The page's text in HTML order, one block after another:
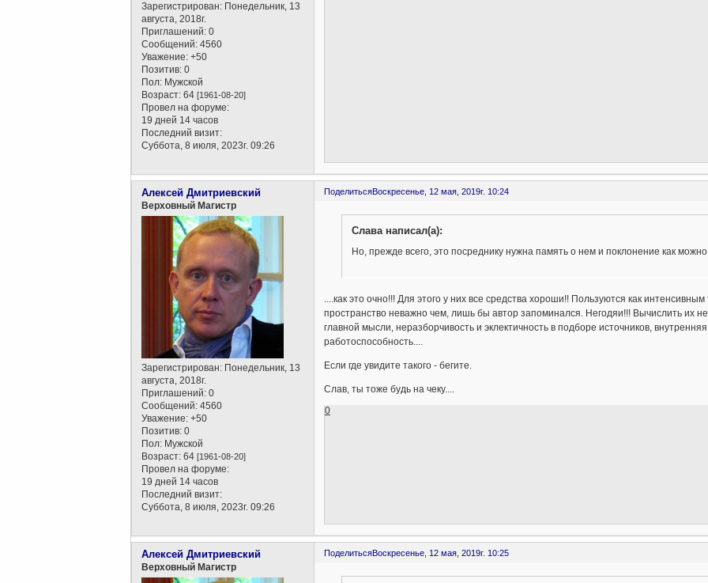
Зарегистрирован: Понедельник, 13
августа, 2018г.
Приглашений: 0
Сообщений: 4560
Уважение: +50
Позитив: 0
Пол: Мужской
Возраст: 64[1961-08-20]
Провел на форуме:
19 дней 14 часов
Последний визит:
Суббота, 8 июля, 2023г. 09:26
ПоделитьсяВоскресенье, 12 мая, 2019г. 10:24
Алексей Дмитриевский
Верховный Магистр
Зарегистрирован: Понедельник, 13
августа, 2018г.
Приглашений: 0
Сообщений: 4560
Уважение: +50
Позитив: 0
Пол: Мужской
Возраст: 64[1961-08-20]
Провел на форуме:
19 дней 14 часов
Последний визит:
Суббота, 8 июля, 2023г. 09:26
Слава написал(а):
Но, прежде всего, это посреднику нужна память о нем и поклонение как
....как это очно!!! Для этого у них все средства хороши!! Пользуются как
пространство неважно чем, лишь бы автор запоминался. Негодяи!!! Вычислить их
главной мысли, неразборчивость и эклектичность в подборе источников,
работоспособность....
Если где увидите такого - бегите.
Слав, ты тоже будь на чеку....
0
ПоделитьсяВоскресенье, 12 мая, 2019г. 10:25
Алексей Дмитриевский
Верховный Магистр